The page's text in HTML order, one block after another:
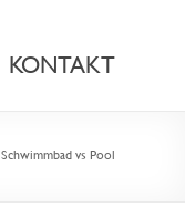
KONTAKT
Schwimmbad vs Pool